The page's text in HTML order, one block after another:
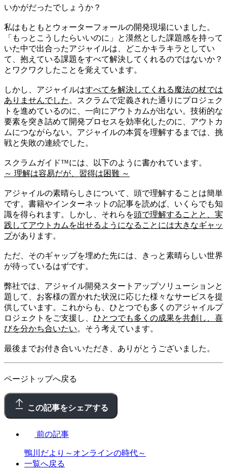
いかがだったでしょうか？
私はもともとウォーターフォールの開発現場にいました。
「もっとこうしたらいいのに」と漠然とした課題感を持って
いた中で出合ったアジャイルは、どこかキラキラとしてい
て、抱えている課題をすべて解決してくれるのではないか？
とワクワクしたことを覚えています。
しかし、アジャイルはすべてを解決してくれる魔法の杖では
ありませんでした。スクラムで定義された通りにプロジェク
トを進めているのに、一向にアウトカムが出ない。技術的な
要素を突き詰めて開発プロセスを効率化したのに、アウトカ
ムにつながらない。アジャイルの本質を理解するまでは、挑
戦と失敗の連続でした。
スクラムガイド™には、以下のように書かれています。
～ 理解は容易だが、習得は困難 ～
アジャイルの素晴らしさについて、頭で理解することは簡単
です。書籍やインターネットの記事を読めば、いくらでも知
識を得られます。しかし、それらを頭で理解することと、実
践してアウトカムを出せるようになることには大きなギャッ
プがあります。
ただ、そのギャップを埋めた先には、きっと素晴らしい世界
が待っているはずです。
弊社では、アジャイル開発スタートアップソリューションと
題して、お客様の置かれた状況に応じた様々なサービスを提
供しています。これからも、ひとつでも多くのアジャイルプ
ロジェクトをご支援し、 ひとつでも多くの成果を共創し、喜
びを分かち合いたい。そう考えています。
最後までお付き合いいただき、ありがとうございました。
ページトップへ戻る
この記事をシェアする
前の記事
鴨川だより～オンラインの時代～
一覧へ戻る